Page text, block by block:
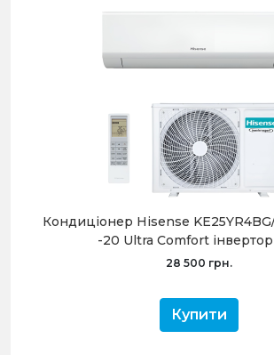
Кондиціонер Hisense
-20 Ultra Comfort
28 500 грн.
Купити